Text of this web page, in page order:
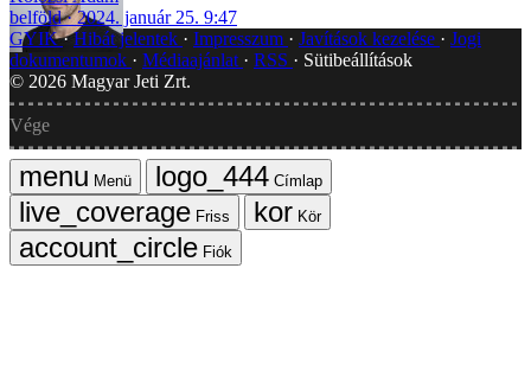
belföld
2024. január 25. 9:47
GYIK Hibát jelentek Impresszum Javítások kezelése
Jogi
dokumentumok
Médiaajánlat RSS
Sütibeállítások
© 2026 Magyar Jeti Zrt.
Vége
Menü
Címlap
Friss
Kör
Fiók